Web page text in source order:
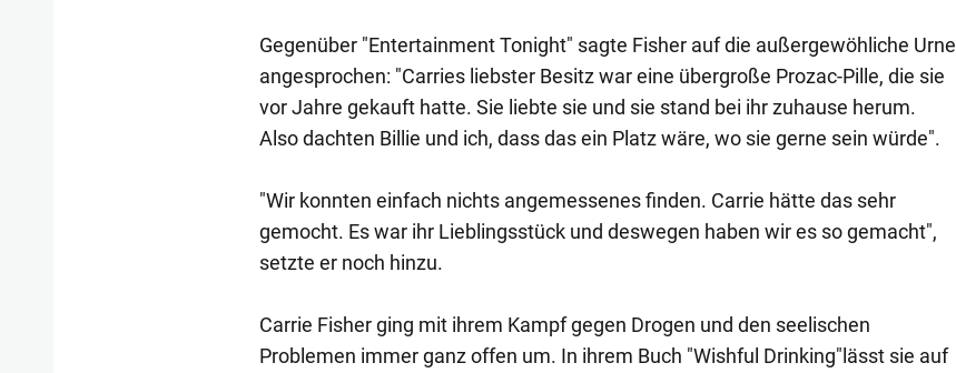
Gegenüber "Entertainment Tonight" sagte Fisher auf die außergewöhliche Urne
angesprochen: "Carries liebster Besitz war eine übergroße Prozac-Pille, die sie
vor Jahre gekauft hatte. Sie liebte sie und sie stand bei ihr zuhause herum.
Also dachten Billie und ich, dass das ein Platz wäre, wo sie gerne sein würde".
"Wir konnten einfach nichts angemessenes finden. Carrie hätte das sehr
gemocht. Es war ihr Lieblingsstück und deswegen haben wir es so gemacht",
setzte er noch hinzu.
Carrie Fisher ging mit ihrem Kampf gegen Drogen und den seelischen
Problemen immer ganz offen um. In ihrem Buch "Wishful Drinking"lässt sie auf